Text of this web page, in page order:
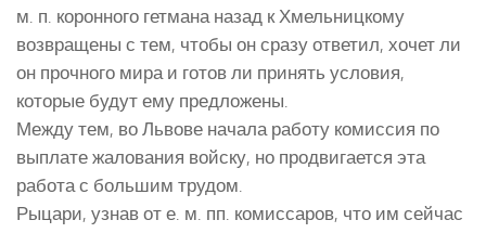
м. п. коронного гетмана назад к Хмельницкому
возвращены с тем, чтобы он сразу ответил, хочет ли
он прочного мира и готов ли принять условия,
которые будут ему предложены.
Между тем, во Львове начала работу комиссия по
выплате жалования войску, но продвигается эта
работа с большим трудом.
Рыцари, узнав от е. м. пп. комиссаров, что им сейчас